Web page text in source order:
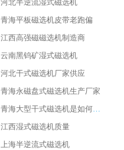
河北半逆流湿式磁选机
青海平板磁选机皮带老跑偏
江西高强磁磁选机制造商
云南黑钨矿湿式磁选机
河北干式磁选机厂家供应
青海永磁盘式磁选机生产厂家
青海大型干式磁选机是如何选矿的
江西湿式磁选机质量
上海半逆流式磁选机